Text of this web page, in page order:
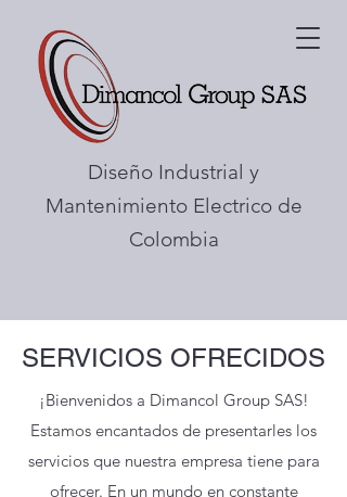
Diseño Industrial y
Mantenimiento Electrico de
Colombia
SERVICIOS OFRECIDOS
¡Bienvenidos a Dimancol Group SAS!
Estamos encantados de presentarles los
servicios que nuestra empresa tiene para
ofrecer. En un mundo en constante